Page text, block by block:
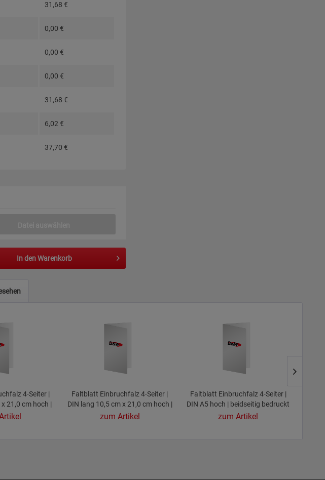
31,68 €
0,00 €
0,00 €
0,00 €
31,68 €
6,02€
37,70 €
In denWarenkorb
4-Seiter |
21,0 cm hoch |
bedruckt
Faltblatt Einbruchfalz 4-Seiter |
DIN lang 10,5 cm x 21,0 cm hoch |
beidseitig bedruckt
zum Artikel
Faltblatt Einbruchfalz 4-Seiter |
DIN A5 hoch | beidseitig bedruckt
zum Artikel